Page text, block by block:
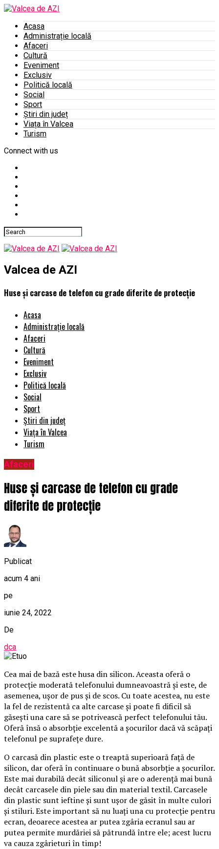
Acasa
Administrație locală
Afaceri
Cultură
Eveniment
Exclusiv
Politică locală
Social
Sport
Știri din județ
Viața în Valcea
Turism
Connect with us
Valcea de AZI
Huse și carcase de telefon cu grade diferite de protecție
Acasa
Administrație locală
Afaceri
Cultură
Eveniment
Exclusiv
Politică locală
Social
Sport
Știri din județ
Viața în Valcea
Turism
Afaceri
Huse și carcase de telefon cu grade
diferite de protecție
Publicat
acum 4 ani
pe
iunie 24, 2022
De
dca
Cea mai de bază este husa din silicon. Aceasta oferă o
protecție moderată telefonului dumneavoastră și este, de
asemenea, ușor de pus și de scos. Cu toate acestea, nu este
la fel de rezistentă ca alte carcase și poate fi dificil să
găsești una care să se potrivească perfect telefonului tău.
Oferă însă o absorbție excelentă a șocurilor dacă vă scăpați
telefonul pe suprafețe dure.
O carcasă din plastic este o treaptă superioară față de
silicon, dar oferă în continuare o bună absorbție a șocurilor.
Este mai durabilă decât siliconul și are o aderență mai bună
decât carcasele din piele sau din material textil. Carcasele
din plastic sunt ieftine și sunt ușor de găsit în multe culori
și stiluri. Este important să nu luați una cu protecție pentru
ecran, deoarece acestea ar putea zgâria ecranul sau ar
putea permite murdăriei să pătrundă între ele; acest lucru
va cauza zgârieturi în timp!